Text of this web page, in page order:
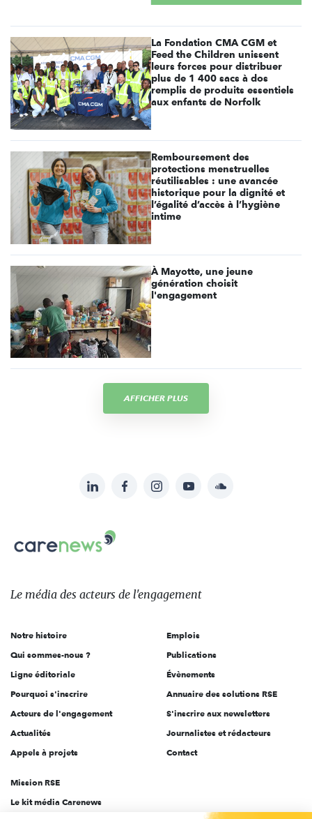
La Fondation CMA CGM et
Feed the Children unissent
leurs forces pour distribuer
plus de 1 400 sacs à dos
remplis de produits essentiels
aux enfants de Norfolk
Remboursement des
protections menstruelles
réutilisables : une avancée
historique pour la dignité et
l’égalité d’accès à l’hygiène
intime
À Mayotte, une jeune
génération choisit
l'engagement
AFFICHER PLUS
sur:
LinkedInFacebookInstagramYouTubeSoundcloud
Carenews,
Le
des
l'engagement
Le média des acteurs de l'engagement
Notre histoire
Qui sommes-nous ?
Ligne éditoriale
Pourquoi s'inscrire
Acteurs de l'engagement
Actualités
Appels à projets
Emplois
Publications
Évènements
Annuaire des solutions RSE
S'inscrire aux newsletters
Journalistes et rédacteurs
Contact
Mission RSE
Le kit média Carenews